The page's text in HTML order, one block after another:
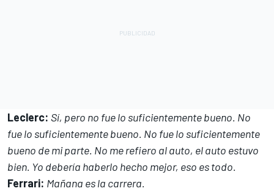
Leclerc: Sí, pero no fue lo suficientemente bueno. No
fue lo suficientemente bueno. No fue lo suficientemente
bueno de mi parte. No me refiero al auto, el auto estuvo
bien. Yo debería haberlo hecho mejor, eso es todo.
Ferrari: Mañana es la carrera.